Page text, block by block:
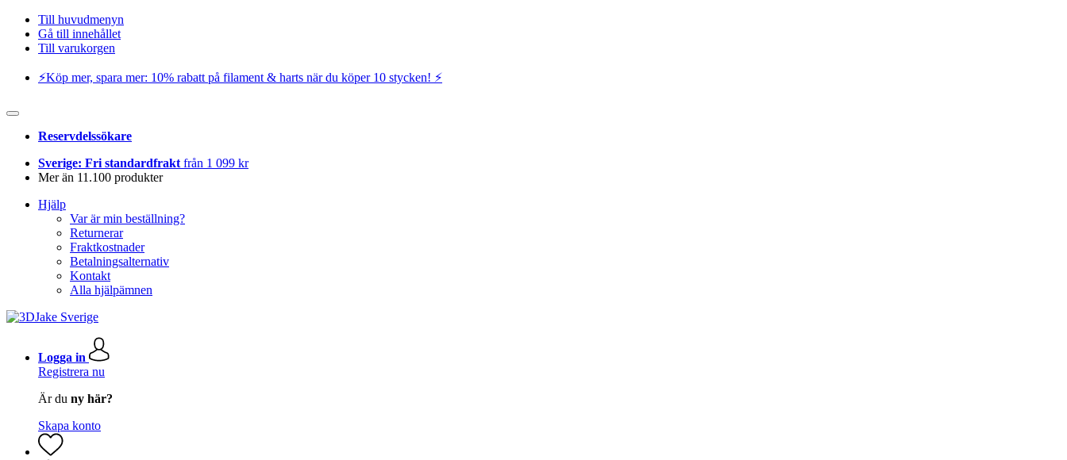
Till huvudmenyn
Gå till innehållet
Till varukorgen
⚡️Köp mer, spara mer: 10% rabatt på filament & harts när du köper 10 stycken! ⚡️
Reservdelssökare
Sverige: Fri standardfrakt från 1 099 kr
Mer än 11.100 produkter
Hjälp
Var är min beställning?
Returnerar
Fraktkostnader
Betalningsalternativ
Kontakt
Alla hjälpämnen
Logga in
Registrera nu
Är du ny här?
Skapa konto